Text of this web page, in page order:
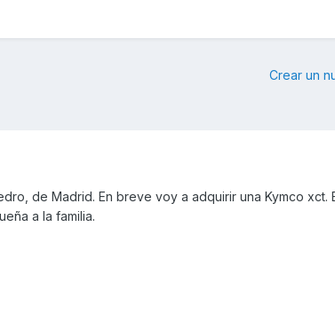
Crear un
de Madrid. En breve voy a adquirir una Kymco xct.
a la familia.